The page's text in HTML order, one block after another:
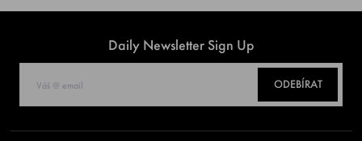
Daily Newsletter Sign Up
ODEBÍRAT